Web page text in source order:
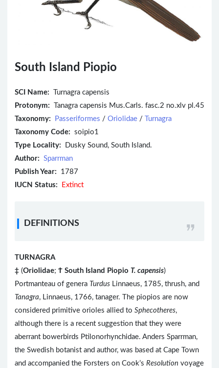
South Island Piopio
SCI Name:
Turnagra capensis
Protonym: Tanagra capensis Mus.Carls. fasc.2 no.xlv pl.45
Taxonomy:
Passeriformes / Oriolidae /
Turnagra
Taxonomy Code: soipio1
Type Locality: Dusky Sound, South Island.
Author: Sparrman
Publish Year: 1787
IUCN Status:
Extinct
DEFINITIONS
TURNAGRA
‡ (Oriolidae; Ϯ South Island Piopio T. capensis)
Portmanteau of genera Turdus Linnaeus, 1785, thrush, and
Tanagra, Linnaeus, 1766, tanager. The piopios are now
considered primitive orioles allied to Sphecotheres,
although there is a recent suggestion that they were
aberrant bowerbirds Ptilonorhynchidae. Anders Sparrman,
the Swedish botanist and author, was based at Cape Town
and accompanied the Forsters on Cook’s Resolution voyage